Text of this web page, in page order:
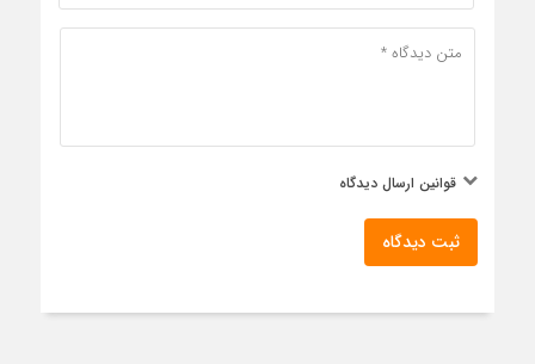
قوانین ارسال دیدگاه
ثبت دیدگاه